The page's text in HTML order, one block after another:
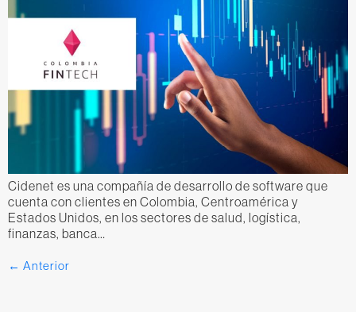
Cidenet es una compañía de desarrollo de software que
cuenta con clientes en Colombia, Centroamérica y
Estados Unidos, en los sectores de salud, logística,
finanzas, banca…
← Anterior